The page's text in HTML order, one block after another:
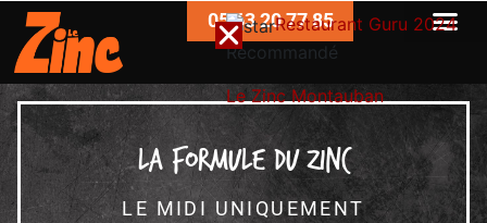
05 63 20 77 85
la Formule du zinc
LE MIDI UNIQUEMENT
Restaurant Guru 2024
Recommandé
Le Zinc Montauban